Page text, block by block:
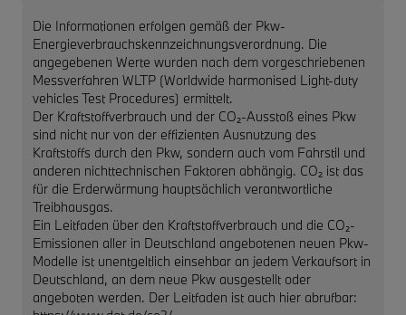
Die Informationen erfolgen gemäß der Pkw-
Energieverbrauchskennzeichnungsverordnung. Die
angegebenen Werte wurden nach dem vorgeschriebenen
Messverfahren WLTP (Worldwide harmonised Light-duty
vehicles Test Procedures) ermittelt.
Der Kraftstoffverbrauch und der CO₂-Ausstoß eines Pkw
sind nicht nur von der effizienten Ausnutzung des
Kraftstoffs durch den Pkw, sondern auch vom Fahrstil und
anderen nichttechnischen Faktoren abhängig. CO₂ ist das
für die Erderwärmung hauptsächlich verantwortliche
Treibhausgas.
Ein Leitfaden über den Kraftstoffverbrauch und die CO₂-
Emissionen aller in Deutschland angebotenen neuen Pkw-
Modelle ist unentgeltlich einsehbar an jedem Verkaufsort in
Deutschland, an dem neue Pkw ausgestellt oder
angeboten werden. Der Leitfaden ist auch hier abrufbar: